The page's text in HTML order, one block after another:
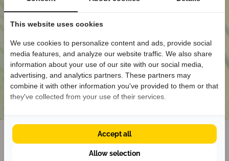
l
s
h
o
e
n
e
l
s
h
o
e
n
e
Cleaner Shoes for a Better
This website uses cookies
We use cookies to personalize content and ads, provide social
media features, and analyze our website traffic. We also share
information about your use of our site with our social media,
advertising, and analytics partners. These partners may
combine it with other information you've provided to them or that
they've collected from your use of their services.
Allow selection
Accept all
Welkom bij KEEN
Ontvang 5% kortingop je eerste bestelling
én blijf op de hoogte van nieuwe collecties.
Krijg 5% korting